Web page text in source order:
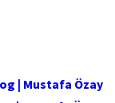
| Mustafa Özay